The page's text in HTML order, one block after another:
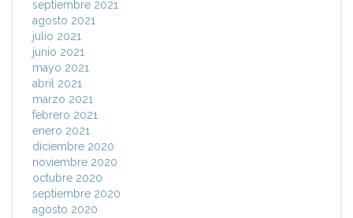
septiembre 2021
agosto 2021
julio 2021
junio 2021
mayo 2021
abril 2021
marzo 2021
febrero 2021
enero 2021
diciembre 2020
noviembre 2020
octubre 2020
septiembre 2020
agosto 2020